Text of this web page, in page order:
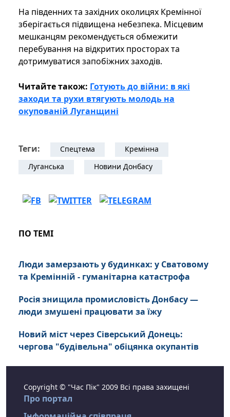
На південних та західних околицях Кремінної
зберігається підвищена небезпека. Місцевим
мешканцям рекомендується обмежити
перебування на відкритих просторах та
дотримуватися запобіжних заходів.
Читайте також: Готують до війни: в які
заходи та рухи втягують молодь на
окупованій Луганщині
Теги: Спецтема
Кремінна
Луганська
Новини Донбасу
ПО ТЕМІ
Люди замерзають у будинках: у Сватовому
та Кремінній - гуманітарна катастрофа
Росія знищила промисловість Донбасу —
люди змушені працювати за їжу
Новий міст через Сіверський Донець:
чергова "будівельна" обіцянка окупантів
Copyright © "Час Пік" 2009 Всі права захищені
Про портал